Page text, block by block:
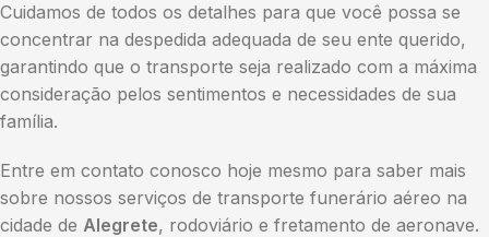
Cuidamos de todos os detalhes para que você possa se
concentrar na despedida adequada de seu ente querido,
garantindo que o transporte seja realizado com a máxima
consideração pelos sentimentos e necessidades de sua
família.
Entre em contato conosco hoje mesmo para saber mais
sobre nossos serviços de transporte funerário aéreo na
cidade de Alegrete, rodoviário e fretamento de aeronave.